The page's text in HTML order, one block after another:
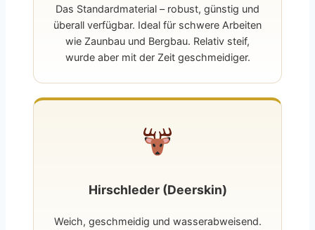
Das Standardmaterial – robust, günstig und
überall verfügbar. Ideal für schwere Arbeiten
wie Zaunbau und Bergbau. Relativ steif,
wurde aber mit der Zeit geschmeidiger.
Hirschleder (Deerskin)
Weich, geschmeidig und wasserabweisend.